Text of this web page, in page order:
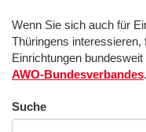
Wenn Sie sich auch für
Thüringens interessieren,
Einrichtungen bundesweit
AWO-Bundesverbandes.
Suche